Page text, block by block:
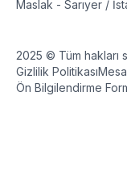
Maslak - Sarıyer /
2025 © Tüm hakları
Gizlilik Politikası
Ön Bilgilendirme